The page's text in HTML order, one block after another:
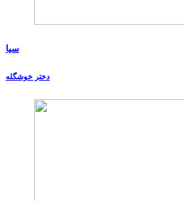
سیا
دختر خوشگله